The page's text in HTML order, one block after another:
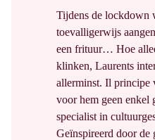
Tijdens de lockdown
toevalligerwijs
een frituur… Hoe
klinken, Laurents
allerminst. Il principe
voor hem geen enkel
specialist in
Geïnspireerd door de